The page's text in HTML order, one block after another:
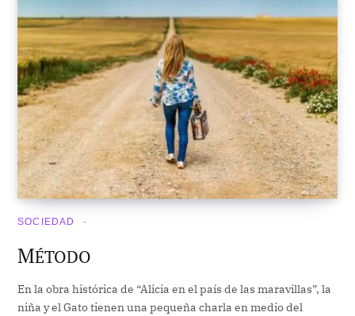
SOCIEDAD
MÉTODO
En la obra histórica de “Alicia en el país de las maravillas”, la
niña y el Gato tienen una pequeña charla en medio del